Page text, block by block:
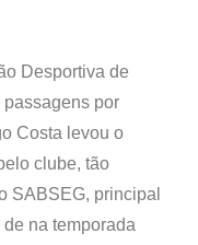
Desportiva de
por
Costa levou o
clube, tão
SABSEG, principal
na temporada